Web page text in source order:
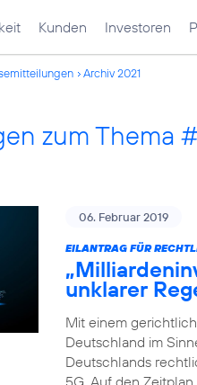
Kunden Investoren
Archiv 2021
zum Thema
06. Februar 2019
EILANTRAG FÜR
unklarer
Mit einem
Deutschland im
Deutschlands
5G. Auf den